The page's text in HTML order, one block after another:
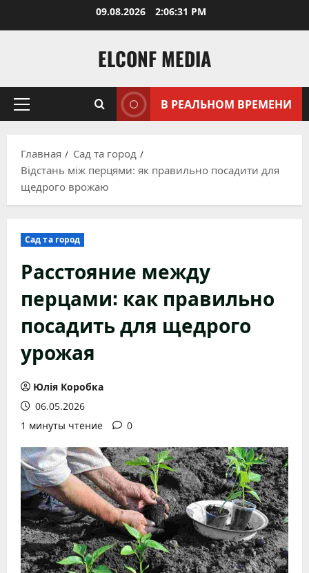
09.08.2026 2:06:32 PM
ELCONF MEDIA
Основное
В РЕАЛЬНОМ ВРЕМЕНИ
Главная
Сад та город
Відстань між перцями: як правильно посадити для
щедрого врожаю
Сад та город
Расстояние между
перцами: как правильно
посадить для щедрого
урожая
Юлія Коробка
06.05.2026
1 минуты чтение
0